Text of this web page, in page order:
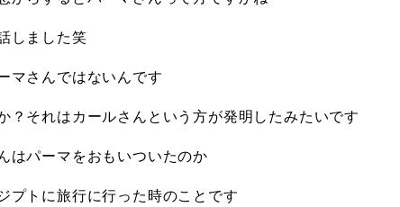
しました笑
マさんではないんです
？それはカールさんという方が発明したみたいです
はパーマをおもいついたのか
プトに旅行に行った時のことです